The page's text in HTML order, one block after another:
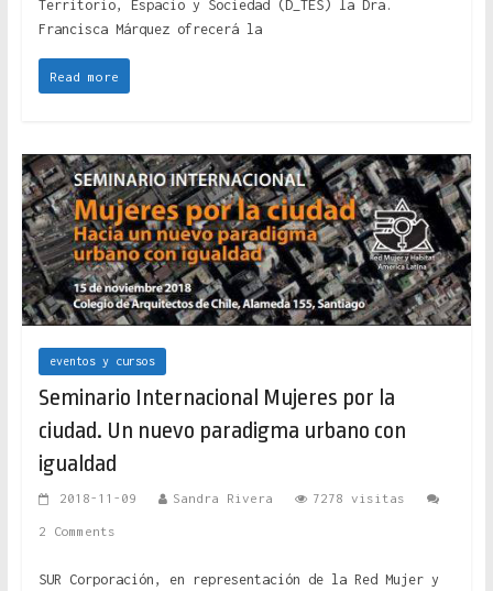
Territorio, Espacio y Sociedad (D_TES) la Dra.
Francisca Márquez ofrecerá la
Read more
eventos y cursos
Seminario Internacional Mujeres por la
ciudad. Un nuevo paradigma urbano con
igualdad
2018-11-09 Sandra Rivera 7278 visitas
2 Comments
SUR Corporación, en representación de la Red Mujer y